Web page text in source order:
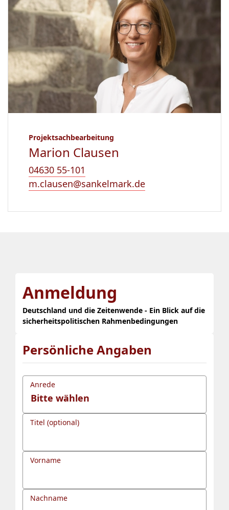
Projektsachbearbeitung
Marion Clausen
04630 55-101
m.clausen@sankelmark.de
Anmeldung
Deutschland und die Zeitenwende - Ein Blick auf die
sicherheitspolitischen Rahmenbedingungen
Persönliche Angaben
Anrede
Titel (optional)
Vorname
Nachname